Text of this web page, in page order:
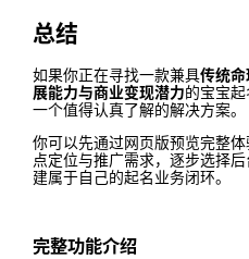
总结
如果你正在寻找一款兼具传统
展能力与商业变现潜力的宝宝
一个值得认真了解的解决方案。
你可以先通过网页版预览完整
点定位与推广需求，逐步选择
建属于自己的起名业务闭环。
完整功能介绍